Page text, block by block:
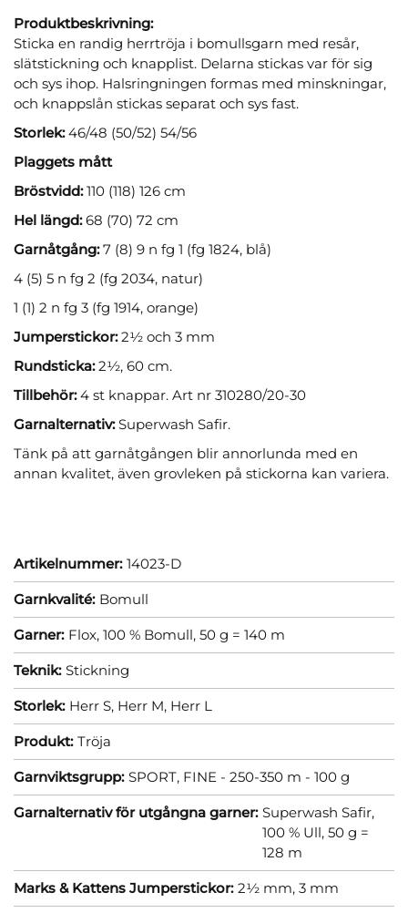
Produktbeskrivning:
Sticka en randig herrtröja i bomullsgarn med resår,
slätstickning och knapplist. Delarna stickas var för sig
och sys ihop. Halsringningen formas med minskningar,
och knappslån stickas separat och sys fast.
Storlek:46/48 (50/52) 54/56
Plaggets mått
Bröstvidd:110 (118) 126 cm
Hel längd:68 (70) 72 cm
Garnåtgång:7 (8) 9 n fg 1 (fg 1824, blå)
4 (5) 5 n fg 2 (fg 2034, natur)
1 (1) 2 n fg 3 (fg 1914, orange)
Jumperstickor:2½ och 3 mm
Rundsticka:2½, 60 cm.
Tillbehör:4 st knappar. Art nr 310280/20-30
Garnalternativ:Superwash Safir.
Tänk på att garnåtgången blir annorlunda med en
annan kvalitet, även grovleken på stickorna kan variera.
Artikelnummer: 14023-D
Garnkvalité: Bomull
Garner: Flox, 100 % Bomull, 50 g = 140 m
Teknik: Stickning
Storlek: Herr S, Herr M, Herr L
Produkt: Tröja
Garnviktsgrupp: SPORT, FINE - 250-350 m - 100 g
Garnalternativ för utgångna garner: Superwash Safir,
100 % Ull, 50 g =
128 m
Marks & Kattens Jumperstickor: 2½ mm, 3 mm